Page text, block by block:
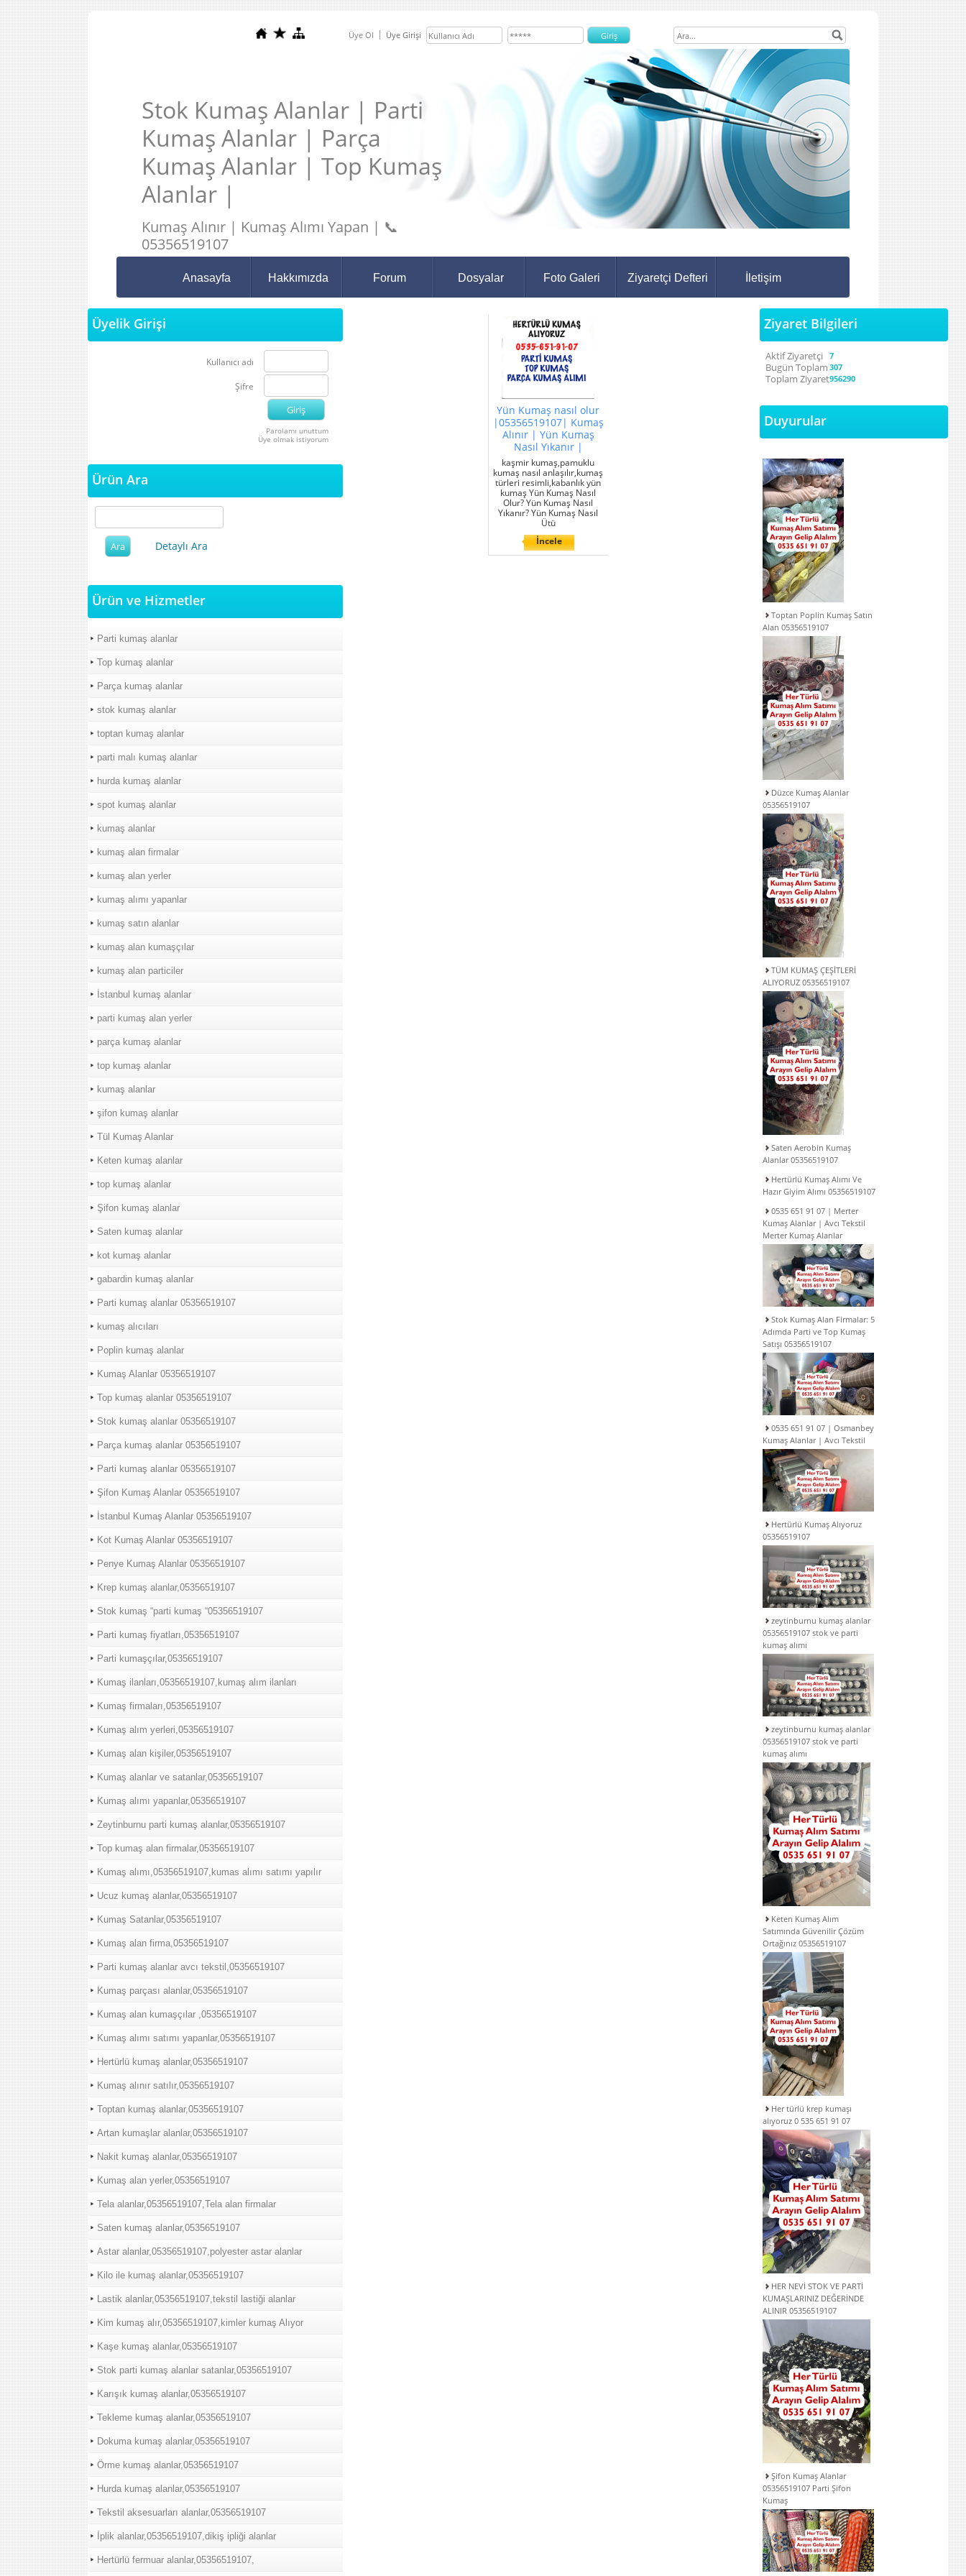
Üye Ol Üye Girişi
Stok Kumaş Alanlar | Parti
Kumaş Alanlar | Parça
Kumaş Alanlar | Top Kumaş
Alanlar |
Kumaş Alınır | Kumaş Alımı Yapan | 📞
05356519107
Anasayfa Hakkımızda Forum Dosyalar Foto Galeri Ziyaretçi Defteri İletişim
Üyelik Girişi
Kullanıcı adı
Şifre
Parolamı unuttum
Üye olmak istiyorum
Ürün Ara
Detaylı Ara
Ürün ve Hizmetler
Parti kumaş alanlar
Top kumaş alanlar
Parça kumaş alanlar
stok kumaş alanlar
toptan kumaş alanlar
parti malı kumaş alanlar
hurda kumaş alanlar
spot kumaş alanlar
kumaş alanlar
kumaş alan firmalar
kumaş alan yerler
kumaş alımı yapanlar
kumaş satın alanlar
kumaş alan kumaşçılar
kumaş alan particiler
İstanbul kumaş alanlar
parti kumaş alan yerler
parça kumaş alanlar
top kumaş alanlar
kumaş alanlar
şifon kumaş alanlar
Tül Kumaş Alanlar
Keten kumaş alanlar
top kumaş alanlar
Şifon kumaş alanlar
Saten kumaş alanlar
kot kumaş alanlar
gabardin kumaş alanlar
Parti kumaş alanlar 05356519107
kumaş alıcıları
Poplin kumaş alanlar
Kumaş Alanlar 05356519107
Top kumaş alanlar 05356519107
Stok kumaş alanlar 05356519107
Parça kumaş alanlar 05356519107
Parti kumaş alanlar 05356519107
Şifon Kumaş Alanlar 05356519107
İstanbul Kumaş Alanlar 05356519107
Kot Kumaş Alanlar 05356519107
Penye Kumaş Alanlar 05356519107
Krep kumaş alanlar,05356519107
Stok kumaş “parti kumaş “05356519107
Parti kumaş fiyatları,05356519107
Parti kumaşçılar,05356519107
Kumaş ilanları,05356519107,kumaş alım ilanları
Kumaş firmaları,05356519107
Kumaş alım yerleri,05356519107
Kumaş alan kişiler,05356519107
Kumaş alanlar ve satanlar,05356519107
Kumaş alımı yapanlar,05356519107
Zeytinburnu parti kumaş alanlar,05356519107
Top kumaş alan firmalar,05356519107
Kumaş alımı,05356519107,kumas alımı satımı yapılır
Ucuz kumaş alanlar,05356519107
Kumaş Satanlar,05356519107
Kumaş alan firma,05356519107
Parti kumaş alanlar avcı tekstil,05356519107
Kumaş parçası alanlar,05356519107
Kumaş alan kumaşçılar ,05356519107
Kumaş alımı satımı yapanlar,05356519107
Hertürlü kumaş alanlar,05356519107
Kumaş alınır satılır,05356519107
Toptan kumaş alanlar,05356519107
Artan kumaşlar alanlar,05356519107
Nakit kumaş alanlar,05356519107
Kumaş alan yerler,05356519107
Tela alanlar,05356519107,Tela alan firmalar
Saten kumaş alanlar,05356519107
Astar alanlar,05356519107,polyester astar alanlar
Kilo ile kumaş alanlar,05356519107
Lastik alanlar,05356519107,tekstil lastiği alanlar
Kim kumaş alır,05356519107,kimler kumaş Alıyor
Kaşe kumaş alanlar,05356519107
Stok parti kumaş alanlar satanlar,05356519107
Karışık kumaş alanlar,05356519107
Tekleme kumaş alanlar,05356519107
Dokuma kumaş alanlar,05356519107
Örme kumaş alanlar,05356519107
Hurda kumaş alanlar,05356519107
Tekstil aksesuarları alanlar,05356519107
İplik alanlar,05356519107,dikiş ipliği alanlar
Hertürlü fermuar alanlar,05356519107,
Yün Kumaş nasıl olur
|05356519107| Kumaş
Alınır | Yün Kumaş
Nasıl Yıkanır |
kaşmir kumaş,pamuklu
kumaş nasıl anlaşılır,kumaş
türleri resimli,kabanlık yün
kumaş Yün Kumaş Nasıl
Olur? Yün Kumaş Nasıl
Yıkanır? Yün Kumaş Nasıl
Ütü
İncele
Ziyaret Bilgileri
Aktif Ziyaretçi 7
Bugün Toplam 307
Toplam Ziyaret956290
Duyurular
Toptan Poplin Kumaş Satın
Alan 05356519107
Düzce Kumaş Alanlar
05356519107
TÜM KUMAŞ ÇEŞİTLERİ
ALIYORUZ 05356519107
Saten Aerobin Kumaş
Alanlar 05356519107
Hertürlü Kumaş Alımı Ve
Hazır Giyim Alımı 05356519107
0535 651 91 07 | Merter
Kumaş Alanlar | Avcı Tekstil
Merter Kumaş Alanlar
Stok Kumaş Alan Firmalar: 5
Adımda Parti ve Top Kumaş
Satışı 05356519107
0535 651 91 07 | Osmanbey
Kumaş Alanlar | Avcı Tekstil
Hertürlü Kumaş Alıyoruz
05356519107
zeytinburnu kumaş alanlar
05356519107 stok ve parti
kumaş alımı
zeytinburnu kumaş alanlar
05356519107 stok ve parti
kumaş alımı
Keten Kumaş Alım
Satımında Güvenilir Çözüm
Ortağınız 05356519107
Her türlü krep kumaşı
alıyoruz 0 535 651 91 07
HER NEVİ STOK VE PARTİ
KUMAŞLARINIZ DEĞERİNDE
ALINIR 05356519107
Şifon Kumaş Alanlar
05356519107 Parti Şifon
Kumaş